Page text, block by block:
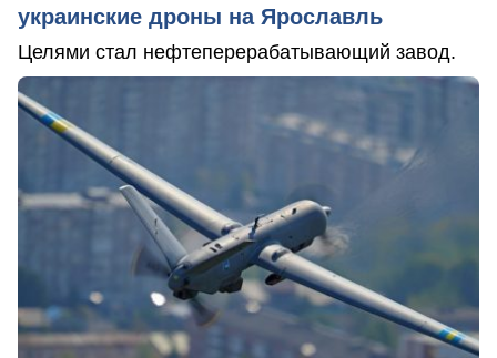
украинские дроны на Ярославль
Целями стал нефтеперерабатывающий завод.